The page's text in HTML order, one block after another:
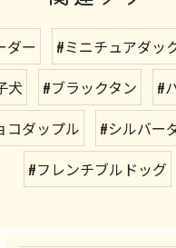
ダー
#ミニチュアダッ
犬
#ブラックタン
#
コダップル
#シルバー
#フレンチブルドッグ